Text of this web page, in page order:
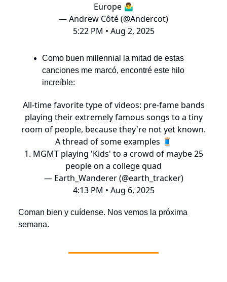
Europe 🤷‍♂️
— Andrew Côté (@Andercot)
5:22 PM • Aug 2, 2025
Como buen millennial la mitad de estas
canciones me marcó, encontré este hilo
increíble:
All-time favorite type of videos: pre-fame bands
playing their extremely famous songs to a tiny
room of people, because they're not yet known.
A thread of some examples 🧵
1. MGMT playing 'Kids' to a crowd of maybe 25
people on a college quad
— Earth_Wanderer (@earth_tracker)
4:13 PM • Aug 6, 2025
Coman bien y cuídense. Nos vemos la próxima
semana.